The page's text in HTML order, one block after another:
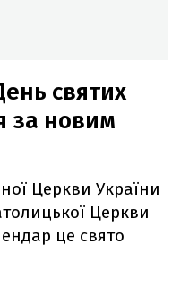
святих
за новим
Церкви України
Церкви
це свято